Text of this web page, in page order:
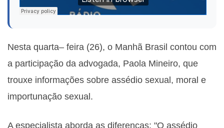
Nesta quarta– feira (26), o Manhã Brasil contou com
a participação da advogada, Paola Mineiro, que
trouxe informações sobre assédio sexual, moral e
importunação sexual.
A especialista aborda as diferenças: "O assédio